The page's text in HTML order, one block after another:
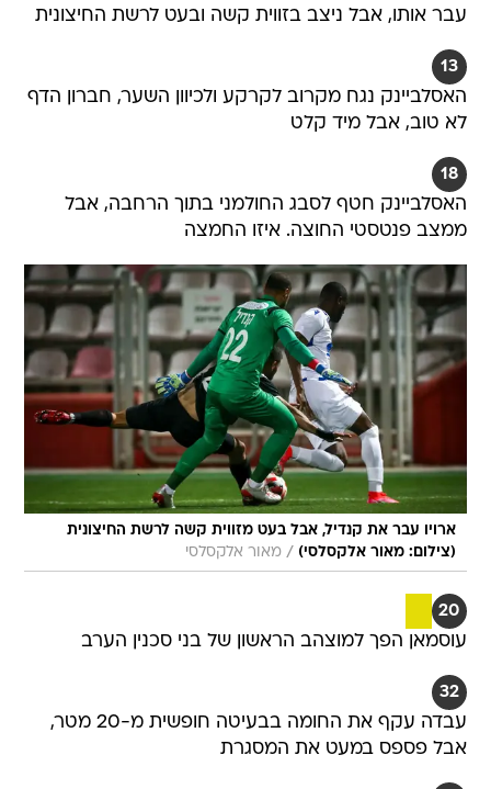
עבר אותו, אבל ניצב בזווית קשה ובעט לרשת החיצונית
13
האסלביינק נגח מקרוב לקרקע ולכיוון השער, חברון הדף
לא טוב, אבל מיד קלט
18
האסלביינק חטף לסבג החולמני בתוך הרחבה, אבל
ממצב פנטסטי החוצה. איזו החמצה
ארויו עבר את קנדיל, אבל בעט מזווית קשה לרשת החיצונית
(צילום: מאור אלקסלסי) / מאור אלקסלסי
20
עוסמאן הפך למוצהב הראשון של בני סכנין הערב
32
עבדה עקף את החומה בבעיטה חופשית מ-20 מטר,
אבל פספס במעט את המסגרת